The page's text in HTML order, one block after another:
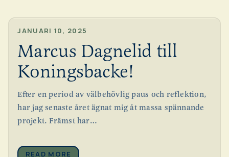
JANUARI 10, 2025
Marcus Dagnelid till
Koningsbacke!
Efter en period av välbehövlig paus och reflektion,
har jag senaste året ägnat mig åt massa spännande
projekt. Främst har…
READ MORE